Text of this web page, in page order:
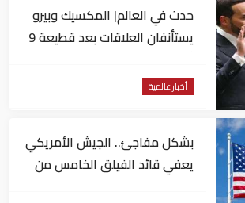
حدث في العالم| المكسيك وبيرو
يستأنفان العلاقات بعد قطيعة 9
لكولومبيا
أخبار عالمية
بشكل مفاجئ.. الجيش الأمريكي
يعفي قائد الفيلق الخامس من